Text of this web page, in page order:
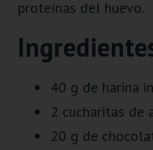
proteínas del huevo.
40 g de harina
2 cucharitas de
20 g de